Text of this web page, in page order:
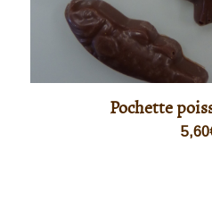
Pochette
5,60